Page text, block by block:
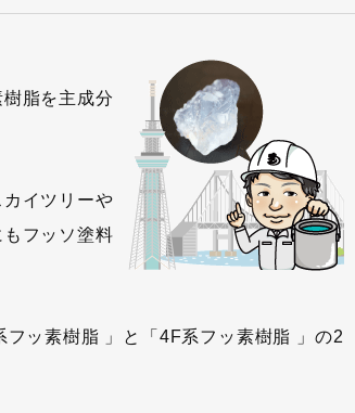
脂を主成分
イツリーや
フッソ塗料
ッ素樹脂 」と「4F系フッ素樹脂 」の2